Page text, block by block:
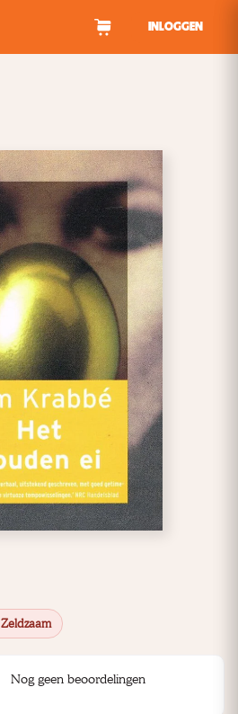
INLOGGEN
Zeldzaam
Nog geen beoordelingen